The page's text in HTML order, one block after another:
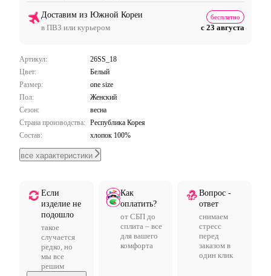
Доставим из Южной Кореи
в ПВЗ или курьером
бесплатно
с 23 августа
Артикул:
26SS_18
Цвет:
Белый
Размер:
one size
Пол:
Женский
Сезон:
весна
Страна производства: Республика Корея
Состав:
хлопок 100%
все характеристики
Если
изделие не
подошло
такое
случается
редко, но
мы все
решим
Как
оплатить?
от СБП до
сплита – все
для вашего
комфорта
Вопрос -
ответ
снимаем
стресс
перед
заказом в
один клик